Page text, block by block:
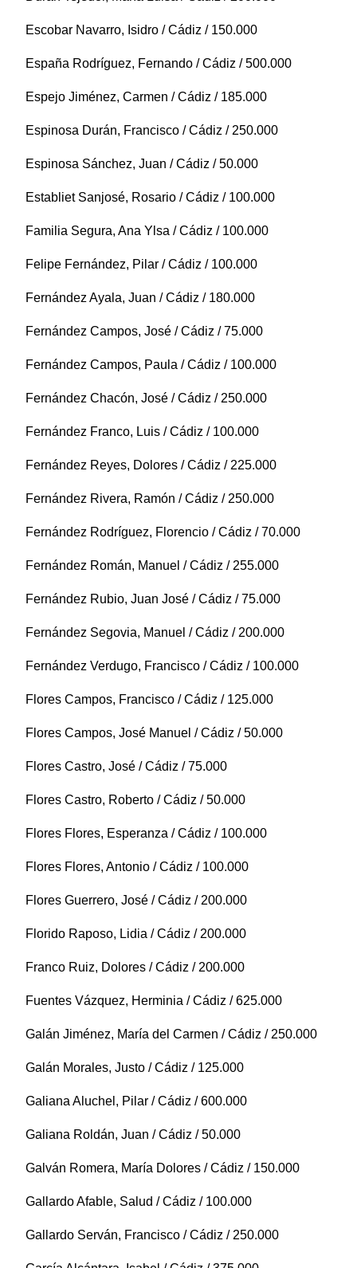
Escobar Navarro, Isidro / Cádiz / 150.000
España Rodríguez, Fernando / Cádiz / 500.000
Espejo Jiménez, Carmen / Cádiz / 185.000
Espinosa Durán, Francisco / Cádiz / 250.000
Espinosa Sánchez, Juan / Cádiz / 50.000
Establiet Sanjosé, Rosario / Cádiz / 100.000
Familia Segura, Ana Ylsa / Cádiz / 100.000
Felipe Fernández, Pilar / Cádiz / 100.000
Fernández Ayala, Juan / Cádiz / 180.000
Fernández Campos, José / Cádiz / 75.000
Fernández Campos, Paula / Cádiz / 100.000
Fernández Chacón, José / Cádiz / 250.000
Fernández Franco, Luis / Cádiz / 100.000
Fernández Reyes, Dolores / Cádiz / 225.000
Fernández Rivera, Ramón / Cádiz / 250.000
Fernández Rodríguez, Florencio / Cádiz / 70.000
Fernández Román, Manuel / Cádiz / 255.000
Fernández Rubio, Juan José / Cádiz / 75.000
Fernández Segovia, Manuel / Cádiz / 200.000
Fernández Verdugo, Francisco / Cádiz / 100.000
Flores Campos, Francisco / Cádiz / 125.000
Flores Campos, José Manuel / Cádiz / 50.000
Flores Castro, José / Cádiz / 75.000
Flores Castro, Roberto / Cádiz / 50.000
Flores Flores, Esperanza / Cádiz / 100.000
Flores Flores, Antonio / Cádiz / 100.000
Flores Guerrero, José / Cádiz / 200.000
Florido Raposo, Lidia / Cádiz / 200.000
Franco Ruiz, Dolores / Cádiz / 200.000
Fuentes Vázquez, Herminia / Cádiz / 625.000
Galán Jiménez, María del Carmen / Cádiz / 250.000
Galán Morales, Justo / Cádiz / 125.000
Galiana Aluchel, Pilar / Cádiz / 600.000
Galiana Roldán, Juan / Cádiz / 50.000
Galván Romera, María Dolores / Cádiz / 150.000
Gallardo Afable, Salud / Cádiz / 100.000
Gallardo Serván, Francisco / Cádiz / 250.000